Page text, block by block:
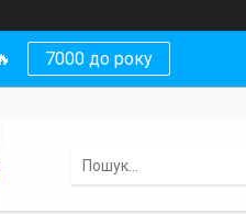
7000 до року